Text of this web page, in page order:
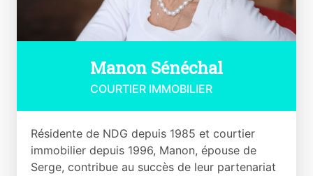
Manon Sénéchal
COURTIER IMMOBILIER
Résidente de NDG depuis 1985 et courtier
immobilier depuis 1996, Manon, épouse de
Serge, contribue au succès de leur partenariat